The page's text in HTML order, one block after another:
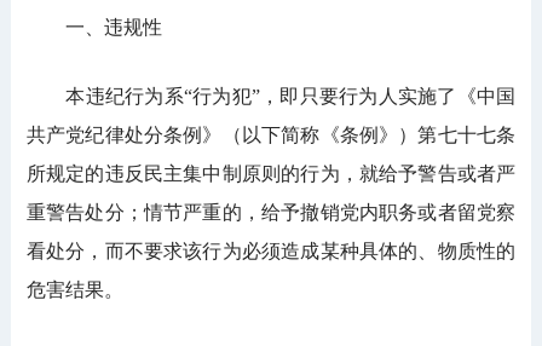
一、违规性
本违纪行为系“行为犯”，即只要行为人实施了《中国
共产党纪律处分条例》（以下简称《条例》）第七十七条
所规定的违反民主集中制原则的行为，就给予警告或者严
重警告处分；情节严重的，给予撤销党内职务或者留党察
看处分，而不要求该行为必须造成某种具体的、物质性的
危害结果。